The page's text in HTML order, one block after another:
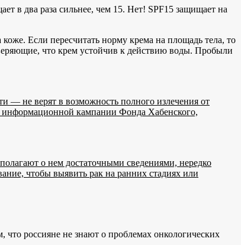
в два раза сильнее, чем 15. Нет! SPF15 защищает на
Если пересчитать норму крема на площадь тела, то
что крем устойчив к действию воды. Пробыли
— не верят в возможность полного излечения от
информационной кампании Фонда Хабенского,
о нем достаточными сведениями, нередко
чтобы выявить рак на ранних стадиях или
что россияне не знают о проблемах онкологических